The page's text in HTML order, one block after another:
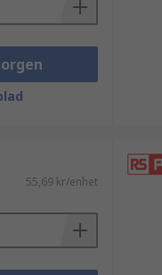
55,69 kr/enhet